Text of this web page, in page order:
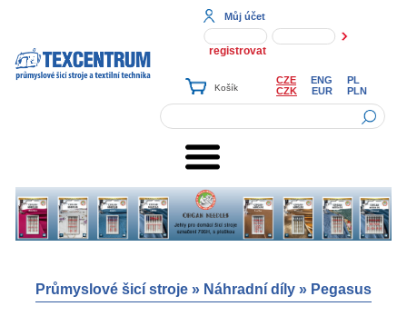
Můj účet
registrovat
CZE ENG
PL
CZK
EUR PLN
Průmyslové šicí stroje » Náhradní díly » Pegasus